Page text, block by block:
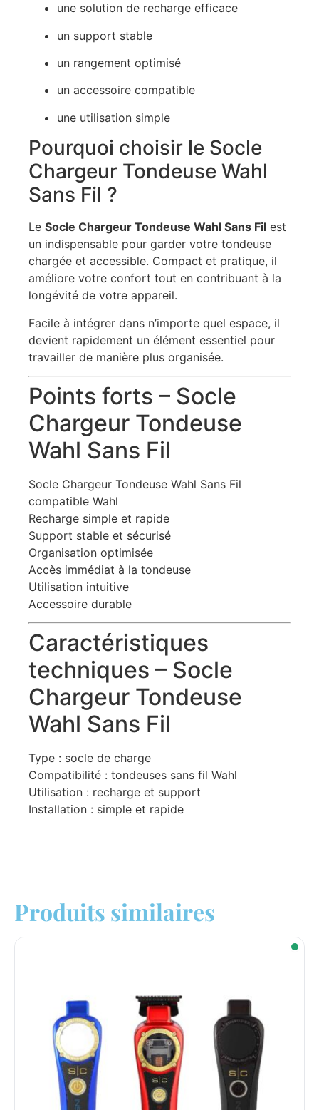
une solution de recharge efficace
un support stable
un rangement optimisé
un accessoire compatible
une utilisation simple
Pourquoi choisir le Socle
Chargeur Tondeuse Wahl
Sans Fil ?
Le Socle Chargeur Tondeuse Wahl Sans Fil est
un indispensable pour garder votre tondeuse
chargée et accessible. Compact et pratique, il
améliore votre confort tout en contribuant à la
longévité de votre appareil.
Facile à intégrer dans n’importe quel espace, il
devient rapidement un élément essentiel pour
travailler de manière plus organisée.
Points forts – Socle
Chargeur Tondeuse
Wahl Sans Fil
Socle Chargeur Tondeuse Wahl Sans Fil
compatible Wahl
Recharge simple et rapide
Support stable et sécurisé
Organisation optimisée
Accès immédiat à la tondeuse
Utilisation intuitive
Accessoire durable
Caractéristiques
techniques – Socle
Chargeur Tondeuse
Wahl Sans Fil
Type : socle de charge
Compatibilité : tondeuses sans fil Wahl
Utilisation : recharge et support
Installation : simple et rapide
Produits similaires